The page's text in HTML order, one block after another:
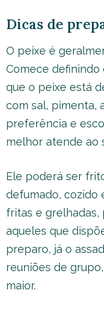
Dicas de
O peixe é
Comece
que o peixe está
com sal, pimenta,
preferência e
melhor atende ao
Ele poderá ser
defumado, cozido
fritas e grelhadas,
aqueles que
preparo, já o
reuniões de
maior.